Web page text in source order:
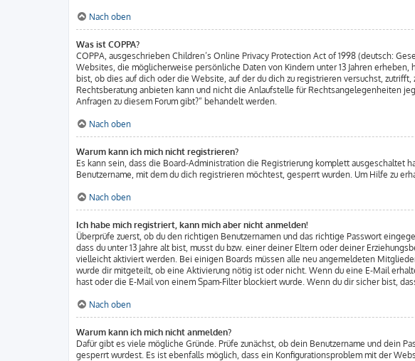
Nach oben
Was ist COPPA?
COPPA, ausgeschrieben Children’s Online Privacy Protection Act of 1998 (deutsch:
Websites, die möglicherweise persönliche Daten von Kindern unter 13 Jahren
bist, ob dies auf dich oder die Website, auf der du dich zu registrieren versuchst,
Rechtsberatung anbieten kann und nicht die Anlaufstelle für Rechtsangelegenheiten
Anfragen zu diesem Forum gibt?“ behandelt werden.
Nach oben
Warum kann ich mich nicht registrieren?
Es kann sein, dass die Board-Administration die Registrierung komplett ausgeschaltet
Benutzername, mit dem du dich registrieren möchtest, gesperrt wurden. Um Hilfe zu
Nach oben
Ich habe mich registriert, kann mich aber nicht anmelden!
Überprüfe zuerst, ob du den richtigen Benutzernamen und das richtige Passwort
dass du unter 13 Jahre alt bist, musst du bzw. einer deiner Eltern oder deiner
vielleicht aktiviert werden. Bei einigen Boards müssen alle neu angemeldeten
wurde dir mitgeteilt, ob eine Aktivierung nötig ist oder nicht. Wenn du eine E-Mail
hast oder die E-Mail von einem Spam-Filter blockiert wurde. Wenn du dir sicher bist,
Nach oben
Warum kann ich mich nicht anmelden?
Dafür gibt es viele mögliche Gründe. Prüfe zunächst, ob dein Benutzername und dein
gesperrt wurdest. Es ist ebenfalls möglich, dass ein Konfigurationsproblem mit der